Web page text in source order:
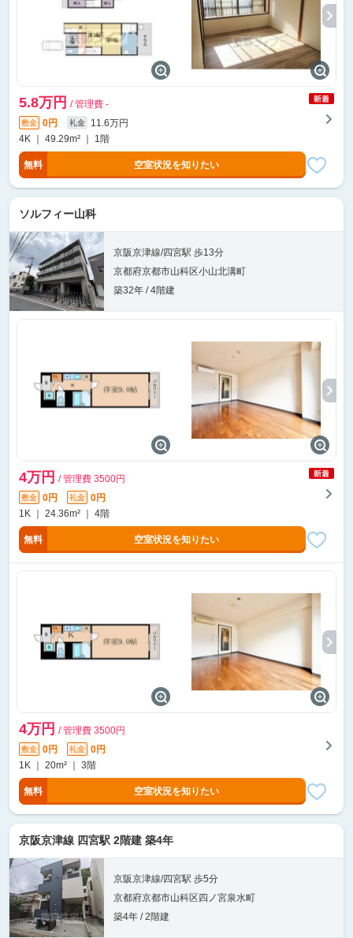
5.8万円 / 管理費 -
敷金 0円 礼金
11.6万円
4K ｜ 49.29m² ｜ 1階
無料 空室状況を知りたい
ソルフィー山科
京阪京津線/四宮駅 歩13分
京都府京都市山科区小山北溝町
築32年 / 4階建
4万円 / 管理費 3500円
敷金 0円 礼金
0円
1K ｜ 24.36m² ｜ 4階
無料 空室状況を知りたい
4万円 / 管理費 3500円
敷金 0円 礼金
0円
1K ｜ 20m² ｜ 3階
無料 空室状況を知りたい
京阪京津線 四宮駅 2階建 築4年
京阪京津線/四宮駅 歩5分
京都府京都市山科区四ノ宮泉水町
築4年 / 2階建